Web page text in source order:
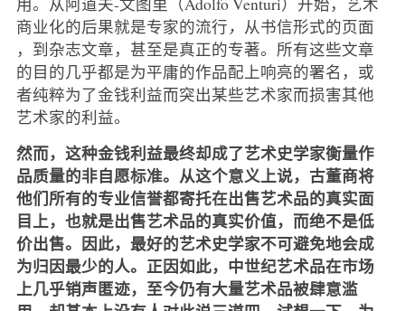
商业化的后果就是专家的流行， 从书信形式的页面
，到杂志文章，甚至是真正的专著。所有这些文章
的目的几乎都是为平庸的作品配上响亮的署名，或
者纯粹为了金钱利益而突出某些艺术家而损害其他
艺术家的利益。
然而，这种金钱利益最终却成了艺术史学家衡量作
品质量的非自愿标准。从这个意义上说，古董商将
他们所有的专业信誉都寄托在出售艺术品的真实面
目上，也就是出售艺术品的真实价值，而绝不是低
价出售。因此，最好的艺术史学家不可避免地会成
为归因最少的人。正因如此，中世纪艺术品在市场
上几乎销声匿迹，至今仍有大量艺术品被肆意滥